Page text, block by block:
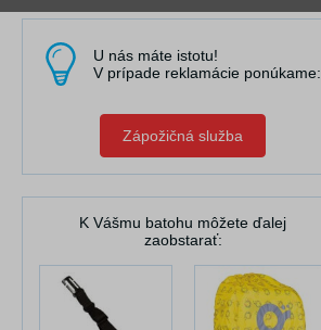
U nás máte istotu!
V prípade reklamácie ponúkame:
Zápožičná služba
K Vášmu batohu môžete ďalej
zaobstarať: